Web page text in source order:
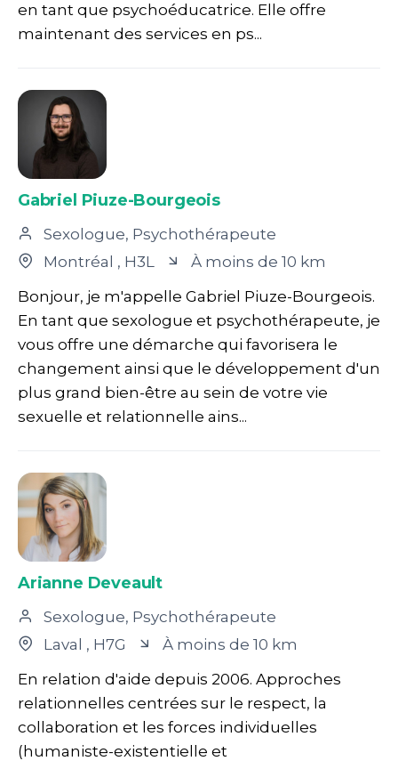
en tant que psychoéducatrice. Elle offre
maintenant des services en ps...
Gabriel Piuze-Bourgeois
Sexologue, Psychothérapeute
Montréal , H3L
À moins de 10 km
Bonjour, je m'appelle Gabriel Piuze-Bourgeois.
En tant que sexologue et psychothérapeute, je
vous offre une démarche qui favorisera le
changement ainsi que le développement d'un
plus grand bien-être au sein de votre vie
sexuelle et relationnelle ains...
Arianne Deveault
Sexologue, Psychothérapeute
Laval , H7G
À moins de 10 km
En relation d'aide depuis 2006. Approches
relationnelles centrées sur le respect, la
collaboration et les forces individuelles
(humaniste-existentielle et